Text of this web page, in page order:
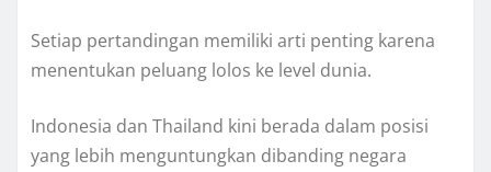
Setiap pertandingan memiliki arti penting karena
menentukan peluang lolos ke level dunia.
Indonesia dan Thailand kini berada dalam posisi
yang lebih menguntungkan dibanding negara